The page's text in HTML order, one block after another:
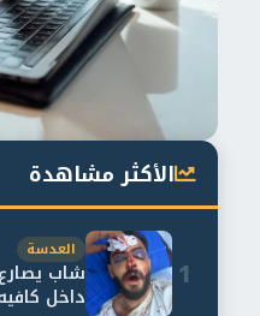
الأكثر مشاهدة
1
العدسة
شاب
داخل